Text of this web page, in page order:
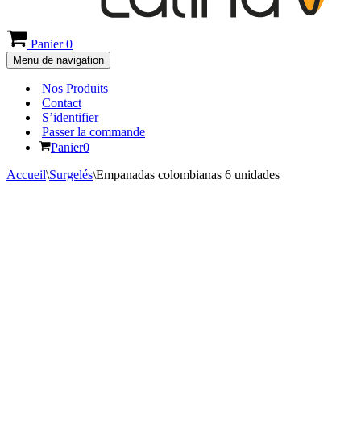
Panier0
Menu de navigation
Nos Produits
Contact
S’identifier
Passer la commande
Panier0
Accueil\Surgelés\Empanadas colombianas 6 unidades